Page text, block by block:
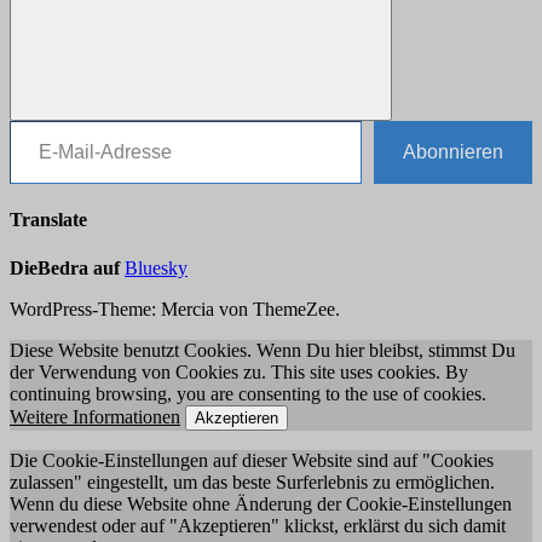
Suchen
E-Mail-Adresse
Abonnieren
Translate
DieBedra auf Bluesky
WordPress-Theme: Mercia von ThemeZee.
Diese Website benutzt Cookies. Wenn Du hier bleibst, stimmst Du
der Verwendung von Cookies zu. This site uses cookies. By
continuing browsing, you are consenting to the use of cookies.
Weitere Informationen
Akzeptieren
Die Cookie-Einstellungen auf dieser Website sind auf "Cookies
zulassen" eingestellt, um das beste Surferlebnis zu ermöglichen.
Wenn du diese Website ohne Änderung der Cookie-Einstellungen
verwendest oder auf "Akzeptieren" klickst, erklärst du sich damit